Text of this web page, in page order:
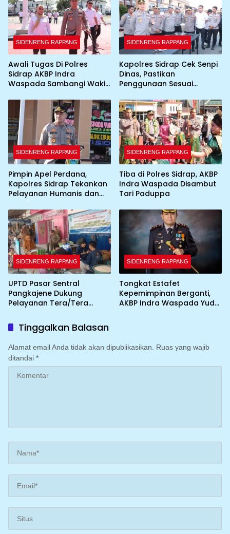
SIDENRENG RAPPANG
Awali Tugas Di Polres
Sidrap AKBP Indra
Waspada Sambangi Wakil
SIDENRENG RAPPANG
Kapolres Sidrap Cek Senpi
Dinas, Pastikan
Penggunaan Sesuai
SIDENRENG RAPPANG
Pimpin Apel Perdana,
Kapolres Sidrap Tekankan
Pelayanan Humanis dan
SIDENRENG RAPPANG
Tiba di Polres Sidrap, AKBP
Indra Waspada Disambut
Tari Paduppa
SIDENRENG RAPPANG
UPTD Pasar Sentral
Pangkajene Dukung
Pelayanan Tera/Tera
SIDENRENG RAPPANG
Tongkat Estafet
Kepemimpinan Berganti,
AKBP Indra Waspada Yuda
Tinggalkan Balasan
Alamat email Anda tidak akan dipublikasikan. Ruas yang wajib
ditandai *